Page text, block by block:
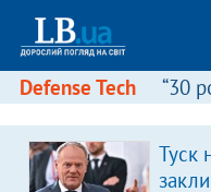
Defense Tech “30
Туск